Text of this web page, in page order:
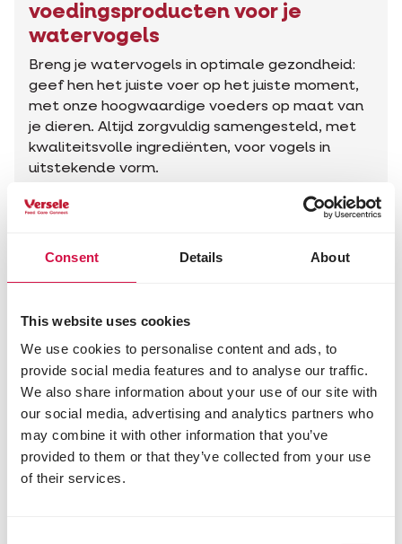
Consent Details About
This website uses cookies
We use cookies to personalise content and ads, to
provide social media features and to analyse our traffic.
We also share information about your use of our site with
our social media, advertising and analytics partners who
may combine it with other information that you’ve
provided to them or that they’ve collected from your use
of their services.
voedingsproducten voor je
watervogels
Breng je watervogels in optimale gezondheid:
geef hen het juiste voer op het juiste moment,
met onze hoogwaardige voeders op maat van
je dieren. Altijd zorgvuldig samengesteld, met
kwaliteitsvolle ingrediënten, voor vogels in
uitstekende vorm.
Advies voor jouw dier